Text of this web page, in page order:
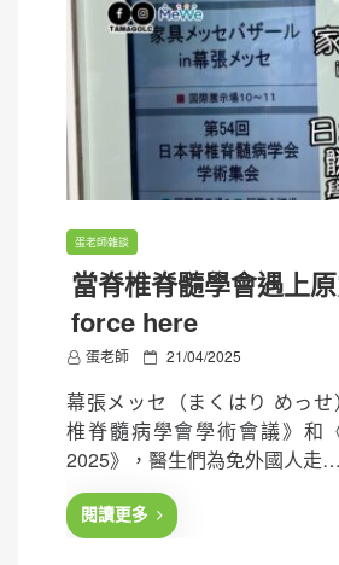
蛋老師雜談
當脊椎脊髓學會遇上
force here
蛋老師
P
s
t
e
d
21/04/2025
幕張メッセ（まくはり めっ
椎脊髓病學會學術會議》和
2025》，醫生們為免外國人走…
閱讀更多